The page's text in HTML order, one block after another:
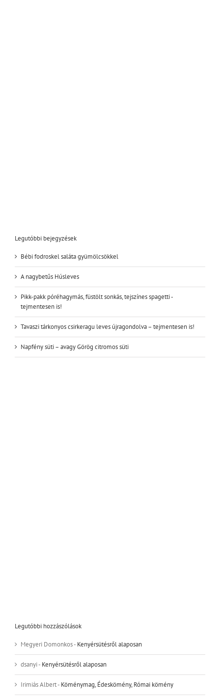
Legutóbbi bejegyzések
Bébi fodroskel saláta gyümölcsökkel
A nagybetűs Húsleves
Pikk-pakk póréhagymás, füstölt sonkás, tejszínes spagetti -
tejmentesen is!
Tavaszi tárkonyos csirkeragu leves újragondolva – tejmentesen is!
Napfény süti – avagy Görög citromos süti
Legutóbbi hozzászólások
Megyeri Domonkos- Kenyérsütésről alaposan
dsanyi- Kenyérsütésről alaposan
Irimiás Albert- Köménymag, Édeskömény, Római kömény